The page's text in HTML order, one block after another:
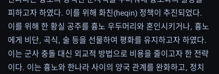
피하고자 하였다. 이를 위해 화친(heqin) 정책이 추진되었다.
이를 위해 한 황실 공주를 흉노 우두머리와 혼인시키거나, 흉노
에게 비단, 곡식, 술 등을 선물하여 평화를 유지하고자 하였다.
이는 군사 충돌 대신 외교적 방법으로 비용을 줄이고자 한 전략
이다. 이는 흉노와 한나라 사이의 양국 관계를 완화하고, 정치